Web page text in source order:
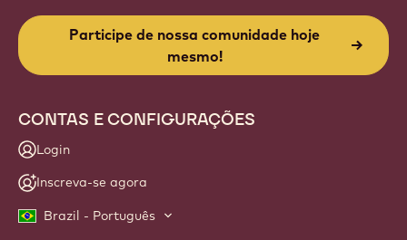
Participe de nossa comunidade hoje
mesmo!
CONTAS E CONFIGURAÇÕES
Login
Inscreva-se agora
Brazil - Português